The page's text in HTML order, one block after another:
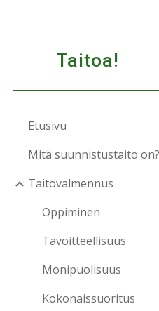
Taitoa!
Etusivu
Mitä suunnistustaito on?
Taitovalmennus
Oppiminen
Tavoitteellisuus
Monipuolisuus
Kokonaissuoritus